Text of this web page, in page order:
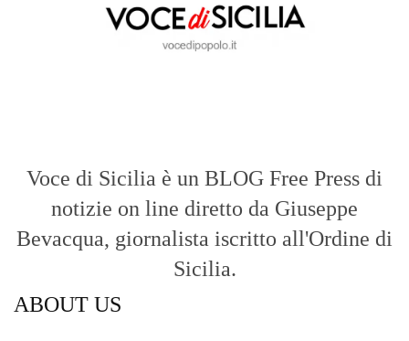
Voce di Sicilia è un BLOG Free Press di
notizie on line diretto da Giuseppe
Bevacqua, giornalista iscritto all'Ordine di
Sicilia.
ABOUT US